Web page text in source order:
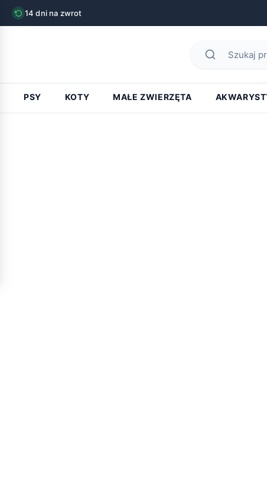
14 dni na zwrot
PSY KOTY MAŁE ZWIERZĘTA